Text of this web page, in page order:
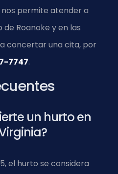
permite atender a
Roanoke y en las
concertar una cita, por
7747.
un hurto en
, el hurto se considera